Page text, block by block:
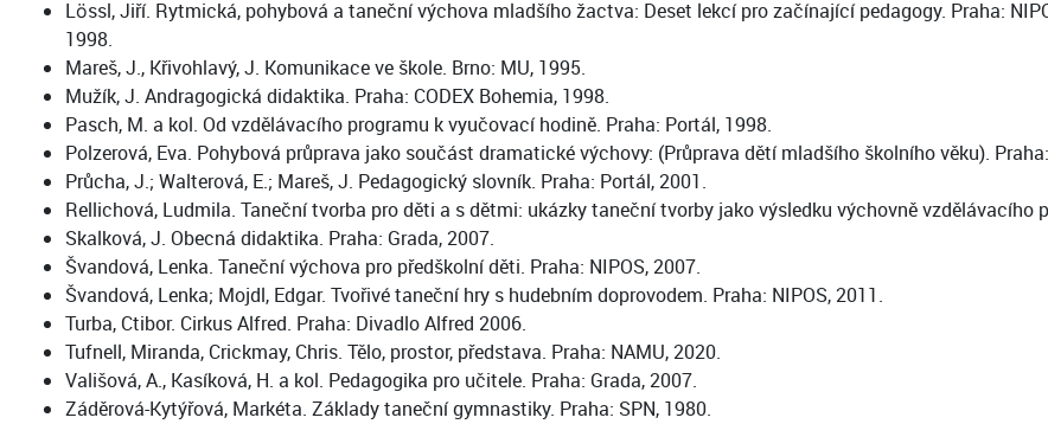
Lössl, Jiří. Rytmická, pohybová a taneční výchova mladšího žactva: Deset lekcí pro začínající pedagogy. Praha:
1998.
Mareš, J., Křivohlavý, J. Komunikace ve škole. Brno: MU, 1995.
Mužík, J. Andragogická didaktika. Praha: CODEX Bohemia, 1998.
Pasch, M. a kol. Od vzdělávacího programu k vyučovací hodině. Praha: Portál, 1998.
Polzerová, Eva. Pohybová průprava jako součást dramatické výchovy: (Průprava dětí mladšího školního věku).
Průcha, J.; Walterová, E.; Mareš, J. Pedagogický slovník. Praha: Portál, 2001.
Rellichová, Ludmila. Taneční tvorba pro děti a s dětmi: ukázky taneční tvorby jako výsledku výchovně vzdělávacího
Skalková, J. Obecná didaktika. Praha: Grada, 2007.
Švandová, Lenka. Taneční výchova pro předškolní děti. Praha: NIPOS, 2007.
Švandová, Lenka; Mojdl, Edgar. Tvořivé taneční hry s hudebním doprovodem. Praha: NIPOS, 2011.
Turba, Ctibor. Cirkus Alfred. Praha: Divadlo Alfred 2006.
Tufnell, Miranda, Crickmay, Chris. Tělo, prostor, představa. Praha: NAMU, 2020.
Vališová, A., Kasíková, H. a kol. Pedagogika pro učitele. Praha: Grada, 2007.
Záděrová-Kytýřová, Markéta. Základy taneční gymnastiky. Praha: SPN, 1980.